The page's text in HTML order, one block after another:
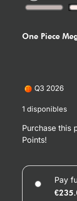
One Piece
Q3 2026
1 disponibles
Purchase this
Points!
Pay
€